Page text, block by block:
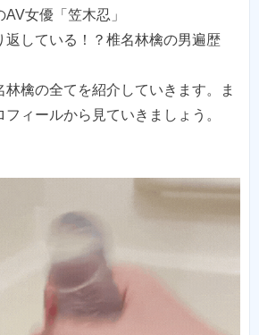
AV女優「笠木忍」
返している！？椎名林檎の男遍歴
檎の全てを紹介していきます。ま
ィールから見ていきましょう。